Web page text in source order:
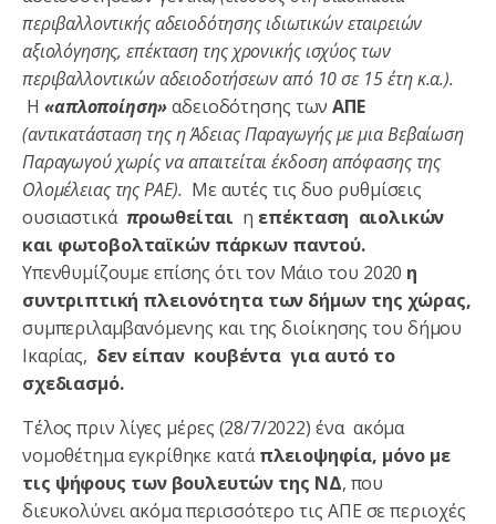
περιβαλλοντικής αδειοδότησης ιδιωτικών εταιρειών
αξιολόγησης, επέκταση της χρονικής ισχύος των
περιβαλλοντικών αδειοδοτήσεων από 10 σε 15 έτη κ.α.).
Η«απλοποίηση»αδειοδότησης τωνΑΠΕ
(αντικατάσταση της η Άδειας Παραγωγής με μια Βεβαίωση
Παραγωγού χωρίς να απαιτείται έκδοση απόφασης της
Ολομέλειας της ΡΑΕ). Με αυτές τις δυο ρυθμίσεις
ουσιαστικά προωθείται η επέκταση αιολικών
και φωτοβολταϊκών πάρκων παντού.
Υπενθυμίζουμε επίσης ότι τον Μάιο του 2020 η
συντριπτική πλειονότητα των δήμων της χώρας,
συμπεριλαμβανόμενης και της διοίκησης του δήμου
Ικαρίας, δεν είπαν κουβέντα για αυτό το
σχεδιασμό.
Τέλος πριν λίγες μέρες (28/7/2022) ένα ακόμα
νομοθέτημα εγκρίθηκε κατάπλειοψηφία, μόνο με
τις ψήφους των βουλευτών της ΝΔ, που
διευκολύνει ακόμα περισσότερο τις ΑΠΕ σε περιοχές